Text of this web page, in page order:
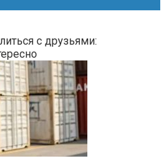
с друзьями: